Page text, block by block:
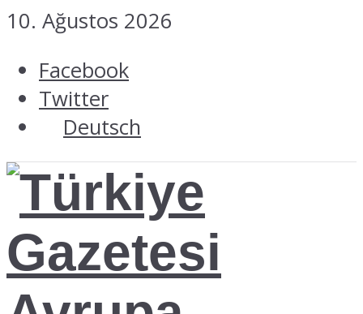
10. Ağustos 2026
Facebook
Twitter
Deutsch